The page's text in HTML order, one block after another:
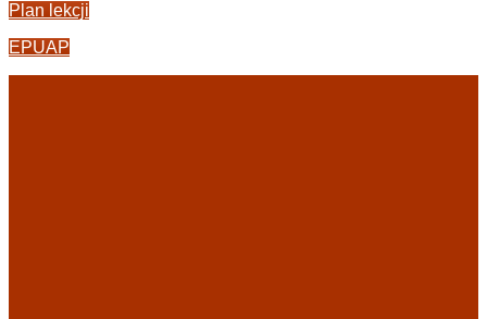
Plan lekcji
EPUAP